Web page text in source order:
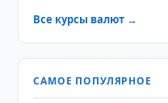
Все курсы валют →
САМОЕ ПОПУЛЯРНОЕ